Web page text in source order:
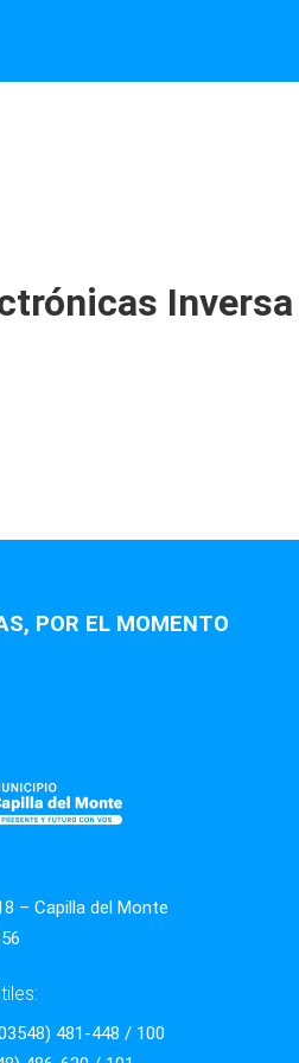
Inversa
POR EL MOMENTO
– Capilla del Monte
481-448 / 100